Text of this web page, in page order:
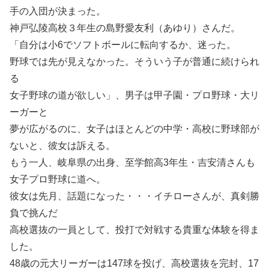
手の入団が決まった。
神戸弘陵高校３年生の島野愛友利（あゆり）さんだ。
「自分は小6でソフトボールに転向するか、迷った。
野球では先が見えなかった。そういう子が普通に続けられ
る
女子野球の道が欲しい」、男子は甲子園・プロ野球・大リ
ーガーと
夢が広がるのに、女子はほとんどの中学・高校に野球部が
ないと、彼女は訴える。
もう一人、岐阜県の出身、至学館高3年生・吉安清さんも
女子プロ野球に道へ。
彼女は先月、話題になった・・・イチローさんが、真剣勝
負で挑んだ
高校選抜の一員として、投打で対戦する貴重な体験を得ま
した。
48歳の元大リーガーは147球を投げ、高校選抜を完封、17